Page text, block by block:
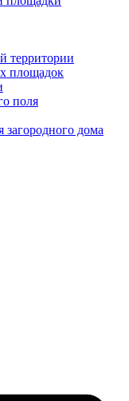
территории
площадок
поля
дома